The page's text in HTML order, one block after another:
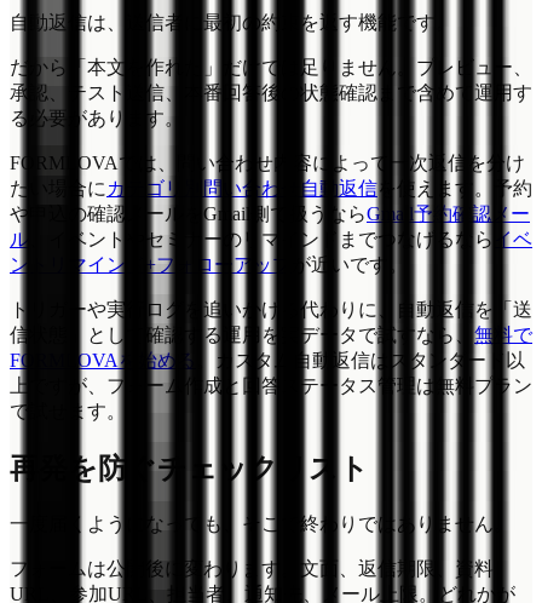
自動返信は、送信者に最初の約束を返す機能です。
だから「本文を作れた」だけでは足りません。プレビュー、
承認、テスト送信、本番回答後の状態確認まで含めて運用す
る必要があります。
FORMLOVAでは、問い合わせ内容によって一次返信を分け
たい場合に カテゴリ別問い合わせ自動返信を使えます。予約
や申込の確認メールをGmail側で扱うならGmail予約確認メー
ル
、イベントやセミナーのリマインドまでつなげるなら イベ
ントリマインド+フォローアップ
が近いです。
トリガーや実行ログを追いかける代わりに、自動返信を「送
信状態」として確認する運用を実データで試すなら、 無料で
FORMLOVAを始める
。カスタム自動返信はスタンダード以
上ですが、フォーム作成と回答ステータス管理は無料プラン
で試せます。
再発を防ぐチェックリスト
一度届くようになっても、そこで終わりではありません。
フォームは公開後に変わります。文面、返信期限、資料
URL、参加URL、担当者、通知先、メール上限。どれかが